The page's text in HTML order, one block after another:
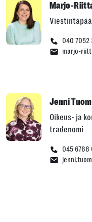
Marjo-
040 7052
marjo-
Jenni
Oikeus- ja
tradenomi
045 6788